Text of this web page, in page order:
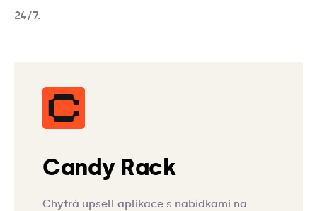
24/7.
Candy Rack
Chytrá upsell aplikace s nabídkami na